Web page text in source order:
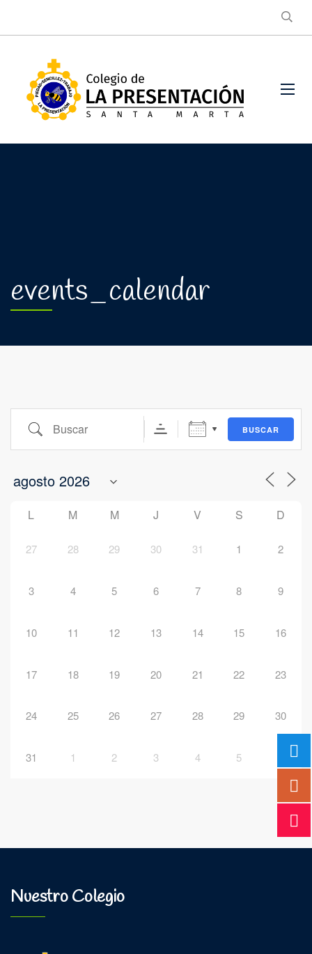
events_calendar
Buscar BUSCAR
L M M J V S D
27 28 29 30 31 1 2
3 4 5 6 7 8 9
10 11 12 13 14 15 16
17 18 19 20 21 22 23
24 25 26 27 28 29 30
31 1 2 3 4 5
Nuestro Colegio